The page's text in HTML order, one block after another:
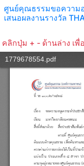
ศูนย์คุณธรรมขอความ
เสนอผลงานรางวัล
คลิกปุ่ม + - ด้านล่าง เพื่